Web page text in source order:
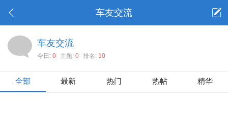
车友交流
车友交流
今日: 0 主题: 0 排名: 10
全部 最新 热门 热帖 精华